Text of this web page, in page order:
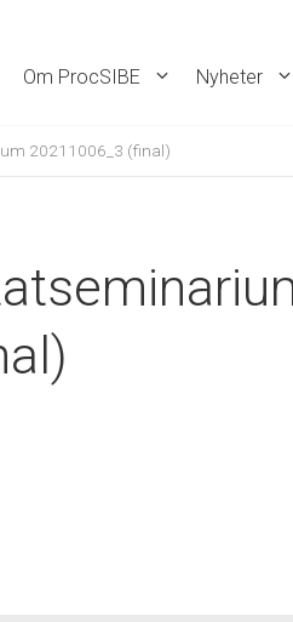
Om ProcSIBE Nyheter
20211006_3 (final)